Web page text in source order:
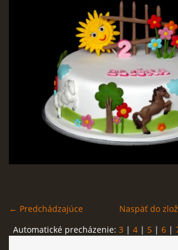
DOBRÉ RADY NIELEN PRE
NAJČASTEJŠIE OTÁZKY
FOTOALBUM
OBĽÚBENÉ RECEPTY
← Predchádzajúce
Naspäť do
Automatické precházenie: 3 | 4 | 5 | 6 |